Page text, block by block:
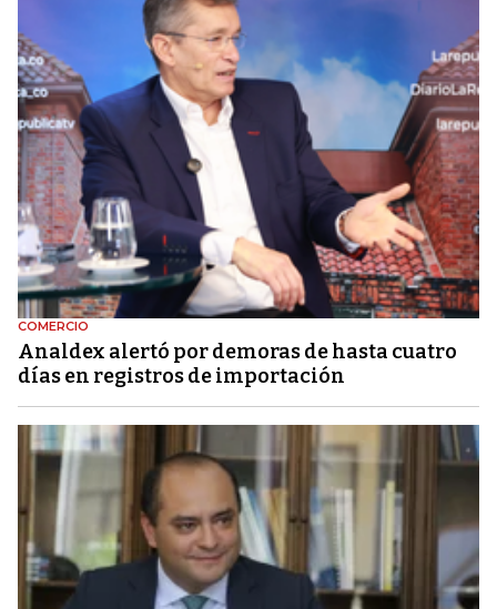
COMERCIO
Analdex alertó por demoras de hasta cuatro
días en registros de importación